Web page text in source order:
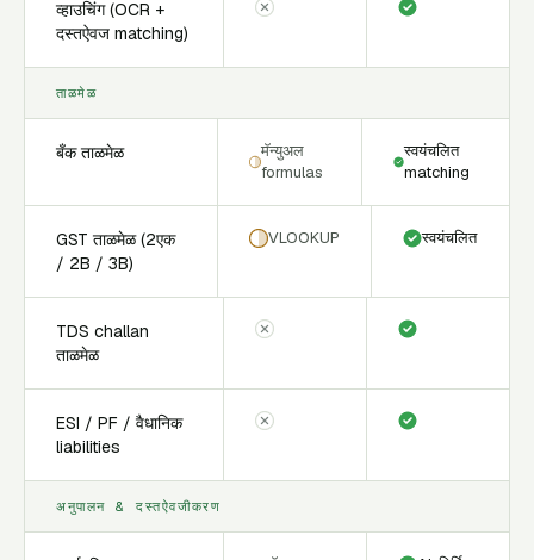
व्हाउचिंग (OCR +
दस्तऐवज matching)
ताळमेळ
बँक ताळमेळ
मॅन्युअल
formulas
स्वयंचलित
matching
GST ताळमेळ (2एक
/ 2B / 3B)
VLOOKUP स्वयंचलित
TDS challan
ताळमेळ
ESI / PF / वैधानिक
liabilities
अनुपालन & दस्तऐवजीकरण